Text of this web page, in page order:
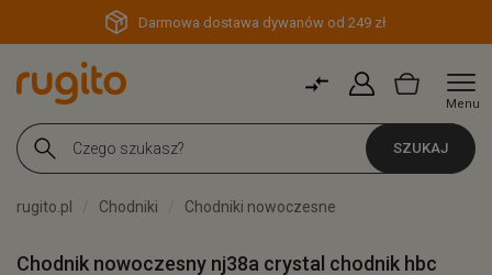
Darmowa dostawa dywanów od 249 zł
Menu
SZUKAJ
rugito.pl Chodniki Chodniki nowoczesne
Chodnik nowoczesny nj38a crystal chodnik hbc